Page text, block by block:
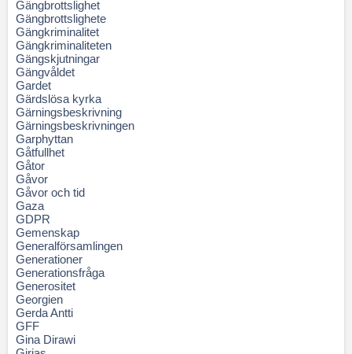
Gängbrottslighet
Gängbrottslighete
Gängkriminalitet
Gängkriminaliteten
Gängskjutningar
Gängvåldet
Gardet
Gärdslösa kyrka
Gärningsbeskrivning
Gärningsbeskrivningen
Garphyttan
Gåtfullhet
Gåtor
Gåvor
Gåvor och tid
Gaza
GDPR
Gemenskap
Generalförsamlingen
Generationer
Generationsfråga
Generositet
Georgien
Gerda Antti
GFF
Gina Dirawi